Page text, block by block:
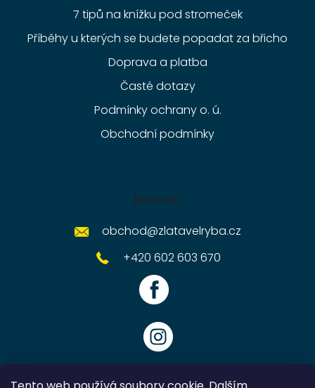
7 tipů na knížku pod stromeček
Příběhy u kterých se budete popadat za břicho
Doprava a platba
Časté dotazy
Podmínky ochrany o. ú.
Obchodní podmínky
Kontakt
obchod@zlatavelryba.cz
+420 602 603 670